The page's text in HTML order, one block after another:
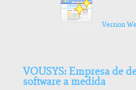
Version
VOUSYS: Empresa de
software a medida